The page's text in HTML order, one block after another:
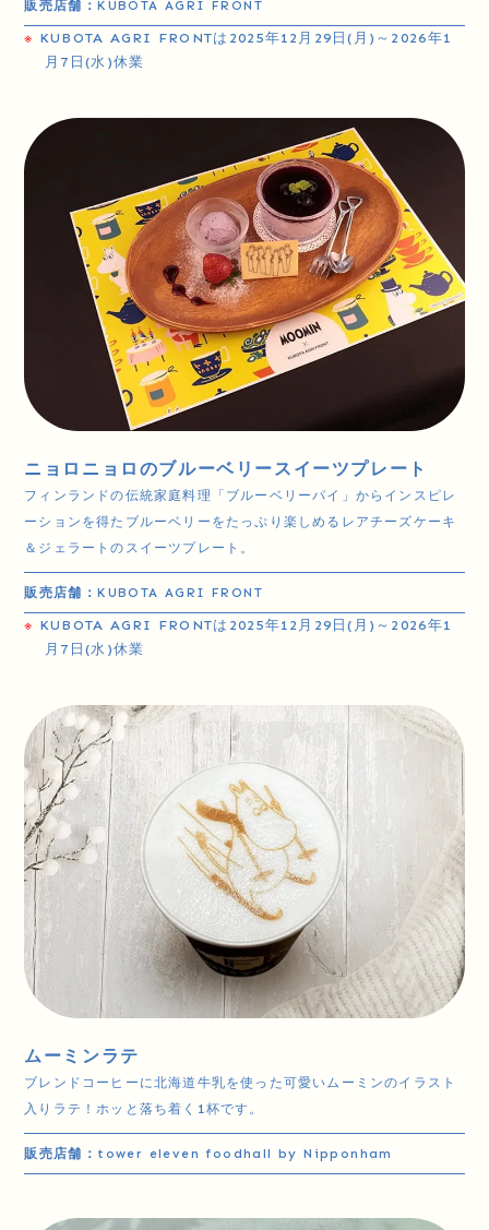
販売店舗：KUBOTA AGRI FRONT
※ KUBOTA AGRI FRONTは2025年12月29日(月)～2026年1
月7日(水)休業
ニョロニョロのブルーベリースイーツプレート
フィンランドの伝統家庭料理「ブルーベリーパイ」からインスピレ
ーションを得たブルーベリーをたっぷり楽しめるレアチーズケーキ
＆ジェラートのスイーツプレート。
販売店舗：KUBOTA AGRI FRONT
※ KUBOTA AGRI FRONTは2025年12月29日(月)～2026年1
月7日(水)休業
ムーミンラテ
ブレンドコーヒーに北海道牛乳を使った可愛いムーミンのイラスト
入りラテ！ホッと落ち着く1杯です。
販売店舗： tower eleven foodhall by Nipponham